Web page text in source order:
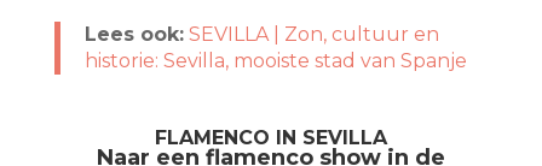
Lees ook: SEVILLA | Zon, cultuur en
historie: Sevilla, mooiste stad van Spanje
FLAMENCO IN SEVILLA
Naar een flamenco show in de